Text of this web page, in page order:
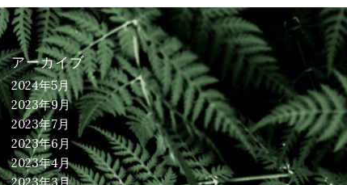
アーカイブ
2024年5月
2023年9月
2023年7月
2023年6月
2023年4月